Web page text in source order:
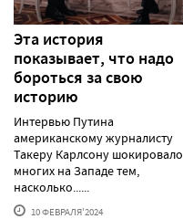
Эта история
показывает, что надо
бороться за свою
историю
Интервью Путина
американскому журналисту
Такеру Карлсону шокировало
многих на Западе тем,
насколько......
10 ФЕВРАЛЯ'2024